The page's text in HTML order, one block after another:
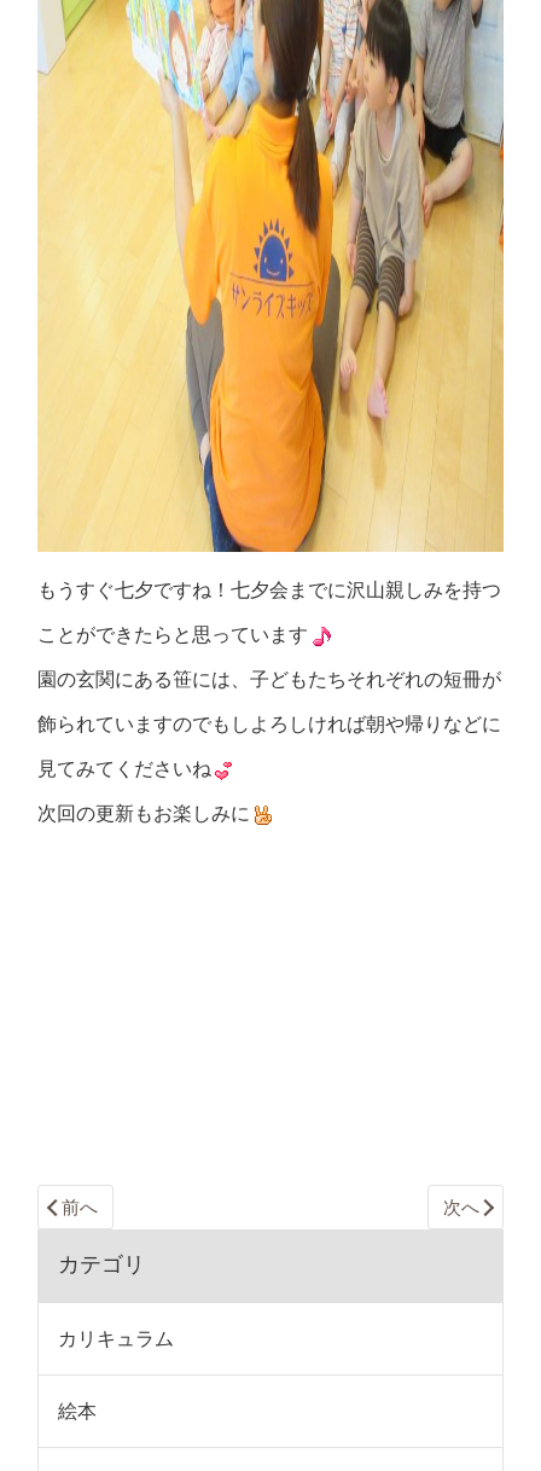
もうすぐ七夕ですね！七夕会までに沢山親しみを持つ
ことができたらと思っています
園の玄関にある笹には、子どもたちそれぞれの短冊が
飾られていますのでもしよろしければ朝や帰りなどに
見てみてくださいね
次回の更新もお楽しみに
前へ 次へ
カテゴリ
カリキュラム
絵本